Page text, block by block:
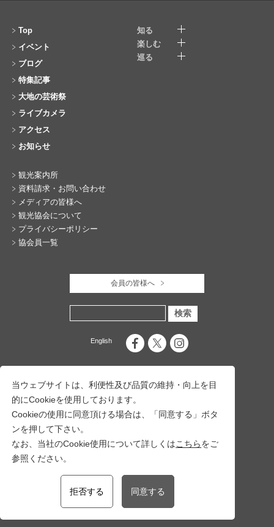
当ウェブサイトは、利便性及び品質の維持・向上を目
的にCookieを使用しております。
Cookieの使用に同意頂ける場合は、「同意する」ボタ
ンを押して下さい。
なお、当社のCookie使用について詳しくはこちらをご
参照ください。
拒否する 同意する
Top
イベント
ブログ
特集記事
大地の芸術祭
ライブカメラ
アクセス
お知らせ
知る
楽しむ
巡る
観光案内所
資料請求・お問い合わせ
メディアの皆様へ
観光協会について
プライバシーポリシー
協会員一覧
会員の皆様へ
English
一般社団法人 十日町市観光協会
〒948-0079 新潟県十日町市旭町251番地17
十日町市総合観光案内所内
025-757-3345 FAX：025-757-5150